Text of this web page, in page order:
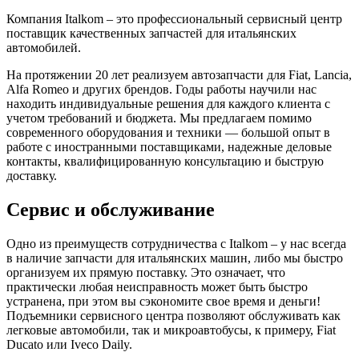
Компания Italkom – это профессиональный сервисный центр
поставщик качественных запчастей для итальянских
автомобилей.
На протяжении 20 лет реализуем автозапчасти для Fiat, Lancia,
Alfa Romeo и других брендов. Годы работы научили нас
находить индивидуальные решения для каждого клиента с
учетом требований и бюджета. Мы предлагаем помимо
современного оборудования и техники — большой опыт в
работе с иностранными поставщиками, надежные деловые
контакты, квалифицированную консультацию и быструю
доставку.
Сервис и обслуживание
Одно из преимуществ сотрудничества с Italkom – у нас всегда
в наличие запчасти для итальянских машин, либо мы быстро
организуем их прямую поставку. Это означает, что
практически любая неисправность может быть быстро
устранена, при этом вы сэкономите свое время и деньги!
Подъемники сервисного центра позволяют обслуживать как
легковые автомобили, так и микроавтобусы, к примеру, Fiat
Ducato или Iveco Daily.